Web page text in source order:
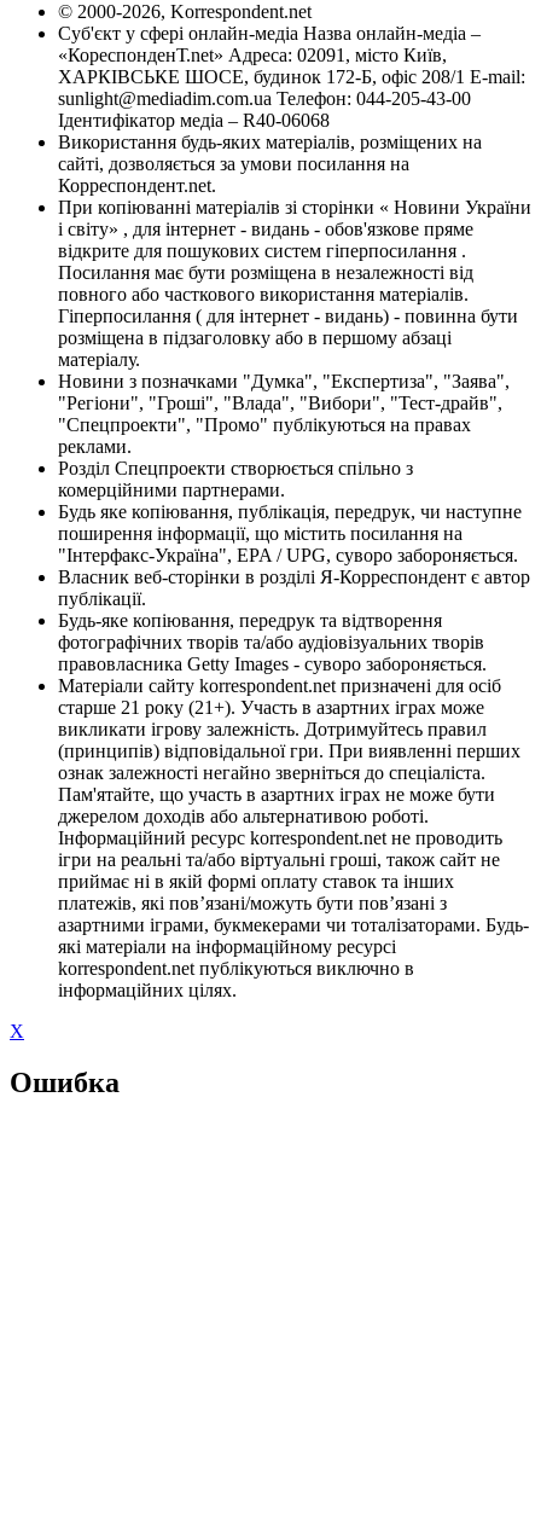
© 2000-2026, Korrespondent.net
Суб'єкт у сфері онлайн-медіа Назва онлайн-медіа –
«КореспонденТ.net» Адреса: 02091, місто Київ,
ХАРКІВСЬКЕ ШОСЕ, будинок 172-Б, офіс 208/1 E-mail:
sunlight@mediadim.com.ua Телефон: 044-205-43-00
Ідентифікатор медіа – R40-06068
Використання будь-яких матеріалів, розміщених на
сайті, дозволяється за умови посилання на
Корреспондент.net.
При копіюванні матеріалів зі сторінки « Новини України
і світу» , для інтернет - видань - обов'язкове пряме
відкрите для пошукових систем гіперпосилання .
Посилання має бути розміщена в незалежності від
повного або часткового використання матеріалів.
Гіперпосилання ( для інтернет - видань) - повинна бути
розміщена в підзаголовку або в першому абзаці
матеріалу.
Новини з позначками "Думка", "Експертиза", "Заява",
"Регіони", "Гроші", "Влада", "Вибори", "Тест-драйв",
"Спецпроекти", "Промо" публікуються на правах
реклами.
Розділ Спецпроекти створюється спільно з
комерційними партнерами.
Будь яке копіювання, публікація, передрук, чи наступне
поширення інформації, що містить посилання на
"Інтерфакс-Україна", EPA / UPG, суворо забороняється.
Власник веб-сторінки в розділі Я-Корреспондент є автор
публікації.
Будь-яке копіювання, передрук та відтворення
фотографічних творів та/або аудіовізуальних творів
правовласника Getty Images - суворо забороняється.
Матеріали сайту korrespondent.net призначені для осіб
старше 21 року (21+). Участь в азартних іграх може
викликати ігрову залежність. Дотримуйтесь правил
(принципів) відповідальної гри. При виявленні перших
ознак залежності негайно зверніться до спеціаліста.
Пам'ятайте, що участь в азартних іграх не може бути
джерелом доходів або альтернативою роботі.
Інформаційний ресурс korrespondent.net не проводить
ігри на реальні та/або віртуальні гроші, також сайт не
приймає ні в якій формі оплату ставок та інших
платежів, які пов’язані/можуть бути пов’язані з
азартними іграми, букмекерами чи тоталізаторами. Будь-
які матеріали на інформаційному ресурсі
korrespondent.net публікуються виключно в
інформаційних цілях.
X
Ошибка